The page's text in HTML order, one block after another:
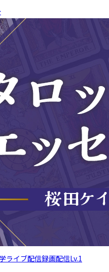
ライブ配信録画配信Lv.1